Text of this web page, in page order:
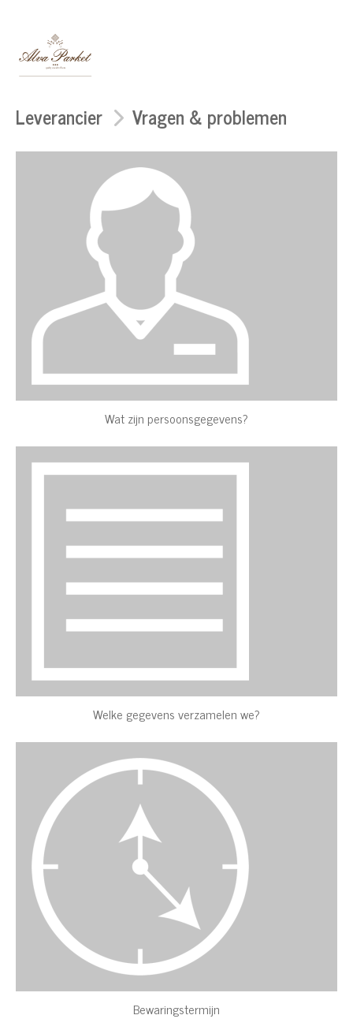
Leverancier Vragen & problemen
Wat zijn persoonsgegevens?
Welke gegevens verzamelen we?
Bewaringstermijn